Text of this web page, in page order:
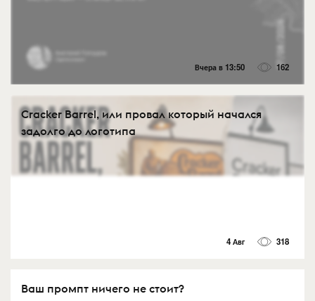
Вчера в 13:50 162
Cracker Barrel, или провал который начался
задолго до логотипа
4 Авг 318
Ваш промпт ничего не стоит?